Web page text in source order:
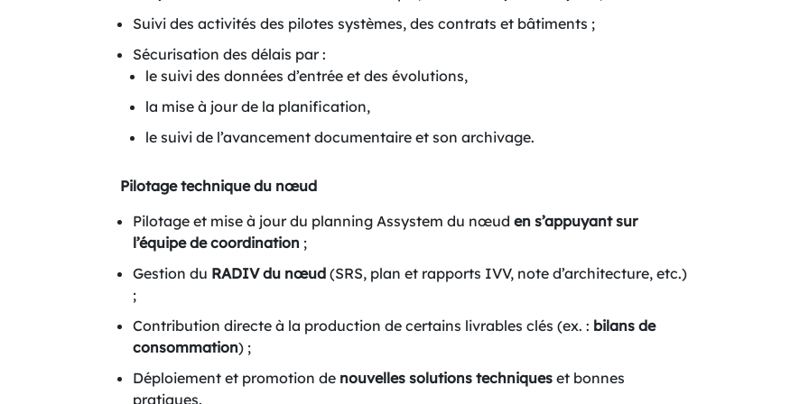
Suivi des activités des pilotes systèmes, des contrats et bâtiments ;
Sécurisation des délais par :
le suivi des données d’entrée et des évolutions,
la mise à jour de la planification,
le suivi de l’avancement documentaire et son archivage.
Pilotage technique du nœud
Pilotage et mise à jour du planning Assystem du nœud en s’appuyant sur
l’équipe de coordination ;
Gestion du RADIV du nœud(SRS, plan et rapports IVV, note d’architecture, etc.)
;
Contribution directe à la production de certains livrables clés (ex. : bilans de
consommation) ;
Déploiement et promotion de nouvelles solutions techniqueset bonnes
pratiques.